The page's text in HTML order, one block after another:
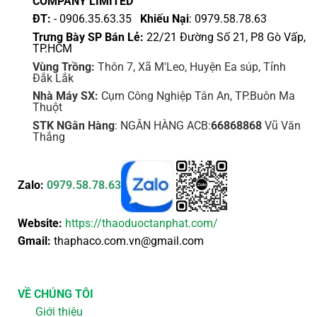
ĐT: - 0906.35.63.35 Khiếu Nại: 0979.58.78.63
Trưng Bày SP Bán Lẻ: 22/21 Đường Số 21, P8 Gò Vấp,
TP.HCM
Vùng Trồng: Thôn 7, Xã M'Leo, Huyện Ea súp, Tỉnh
Đắk Lắk
Nhà Máy SX: Cụm Công Nghiệp Tân An, TP.Buôn Ma
Thuột
STK NGân Hàng: NGÂN HÀNG ACB:66868868Vũ Văn
Thắng
Zalo: 0979.58.78.63
Website: https://thaoduoctanphat.com/
Gmail: thaphaco.com.vn@gmail.com
VỀ CHÚNG TÔI
Giới thiệu